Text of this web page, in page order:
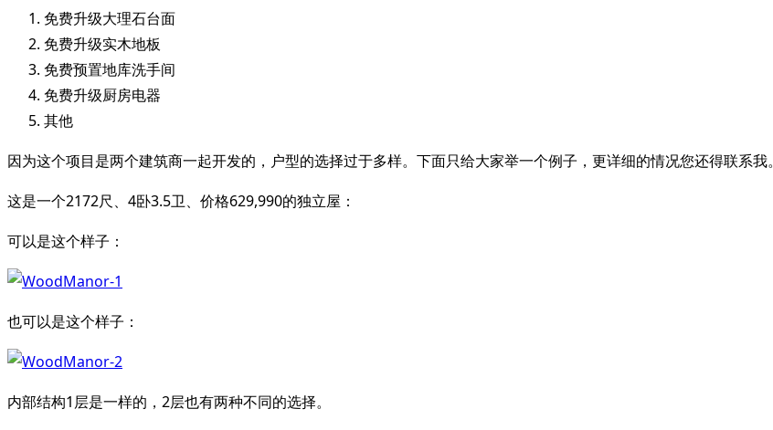
免费升级大理石台面
免费升级实木地板
免费预置地库洗手间
免费升级厨房电器
其他
因为这个项目是两个建筑商一起开发的，户型的选择过于多样。下面只给大家举一个例子，更详细的情况您还得联系我。
这是一个2172尺、4卧3.5卫、价格629,990的独立屋：
可以是这个样子：
也可以是这个样子：
内部结构1层是一样的，2层也有两种不同的选择。